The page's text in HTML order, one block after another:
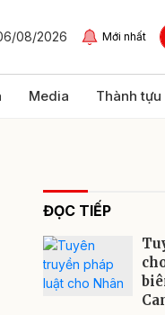
08/2026 Mới nhất
Media Thành
ĐỌC TIẾP